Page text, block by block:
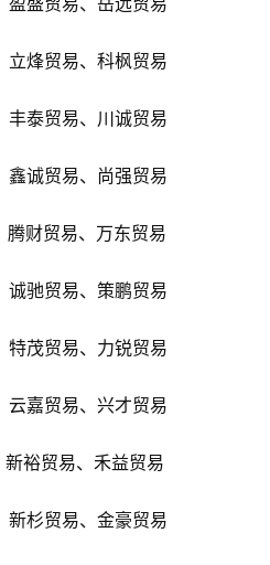
立烽贸易、科枫贸易
丰泰贸易、川诚贸易
鑫诚贸易、尚强贸易
财贸易、万东贸易
诚驰贸易、策鹏贸易
特茂贸易、力锐贸易
云嘉贸易、兴才贸易
裕贸易、禾益贸易
新杉贸易、金豪贸易